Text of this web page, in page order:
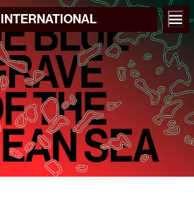
INTERNATIONAL